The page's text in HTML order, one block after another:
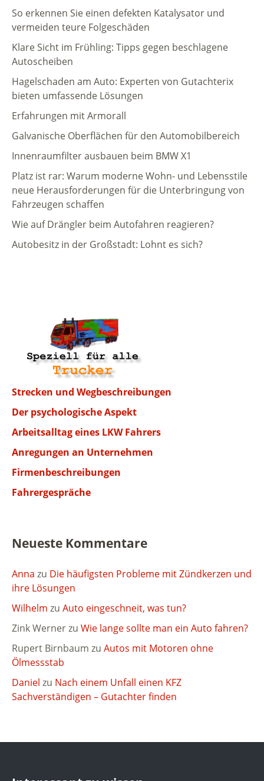
So erkennen Sie einen defekten Katalysator und
vermeiden teure Folgeschäden
Klare Sicht im Frühling: Tipps gegen beschlagene
Autoscheiben
Hagelschaden am Auto: Experten von Gutachterix
bieten umfassende Lösungen
Erfahrungen mit Armorall
Galvanische Oberflächen für den Automobilbereich
Innenraumfilter ausbauen beim BMW X1
Platz ist rar: Warum moderne Wohn- und Lebensstile
neue Herausforderungen für die Unterbringung von
Fahrzeugen schaffen
Wie auf Drängler beim Autofahren reagieren?
Autobesitz in der Großstadt: Lohnt es sich?
Strecken und Wegbeschreibungen
Der psychologische Aspekt
Arbeitsalltag eines LKW Fahrers
Anregungen an Unternehmen
Firmenbeschreibungen
Fahrergespräche
Neueste Kommentare
Anna zu Die häufigsten Probleme mit Zündkerzen und
ihre Lösungen
Wilhelm zu Auto eingeschneit, was tun?
Zink Wernerzu Wie lange sollte man ein Auto fahren?
Rupert Birnbaum zu Autos mit Motoren ohne
Ölmessstab
Daniel zu Nach einem Unfall einen KFZ
Sachverständigen – Gutachter finden